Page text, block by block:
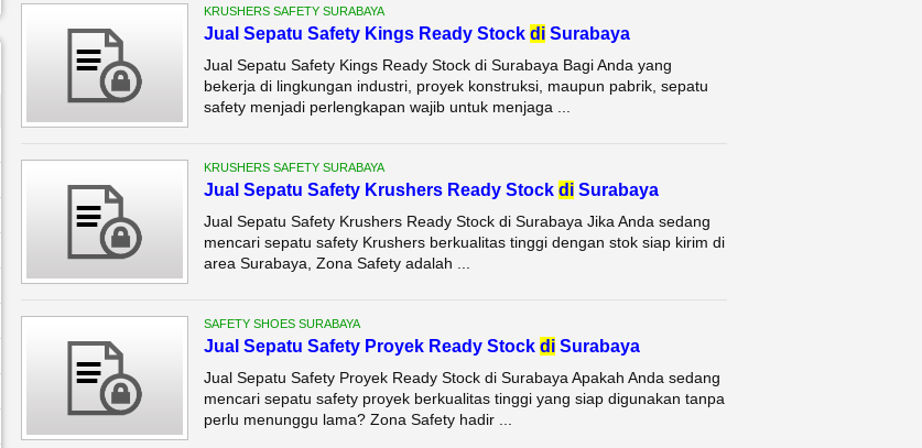
KRUSHERS SAFETY SURABAYA
Jual Sepatu Safety Kings Ready Stock diSurabaya
Jual Sepatu Safety Kings Ready Stock di Surabaya Bagi Anda yang
bekerja di lingkungan industri, proyek konstruksi, maupun pabrik, sepatu
safety menjadi perlengkapan wajib untuk menjaga ...
KRUSHERS SAFETY SURABAYA
Jual Sepatu Safety Krushers Ready Stock diSurabaya
Jual Sepatu Safety Krushers Ready Stock di Surabaya Jika Anda sedang
mencari sepatu safety Krushers berkualitas tinggi dengan stok siap kirim di
area Surabaya, Zona Safety adalah ...
SAFETY SHOES SURABAYA
Jual Sepatu Safety Proyek Ready Stock diSurabaya
Jual Sepatu Safety Proyek Ready Stock di Surabaya Apakah Anda sedang
mencari sepatu safety proyek berkualitas tinggi yang siap digunakan tanpa
perlu menunggu lama? Zona Safety hadir ...